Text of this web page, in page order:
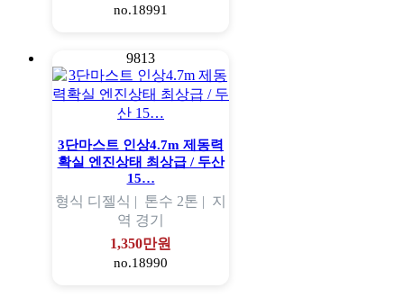
no.18991
9813
3단마스트 인상4.7m 제동력
확실 엔진상태 최상급 / 두산
15…
형식 디젤식 | 톤수 2톤 | 지
역 경기
1,350만원
no.18990